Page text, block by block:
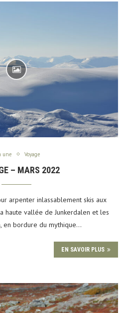
une Voyage
– MARS 2022
arpenter inlassablement skis aux
haute vallée de Junkerdalen et les
en bordure du mythique…
EN SAVOIR PLUS